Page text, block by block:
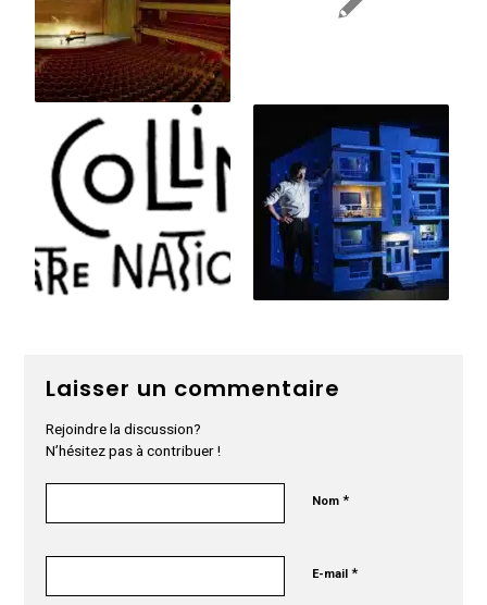
Laisser un commentaire
Rejoindre la discussion?
N’hésitez pas à contribuer !
Nom*
E-mail*